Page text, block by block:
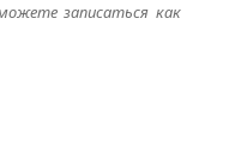
записаться как